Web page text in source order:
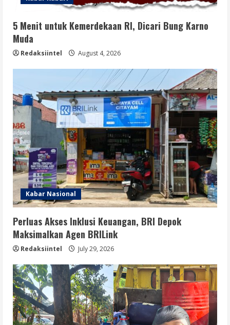
5 Menit untuk Kemerdekaan RI, Dicari Bung Karno
Muda
Redaksiintel August 4, 2026
Kabar Nasional
Perluas Akses Inklusi Keuangan, BRI Depok
Maksimalkan Agen BRILink
Redaksiintel July 29, 2026